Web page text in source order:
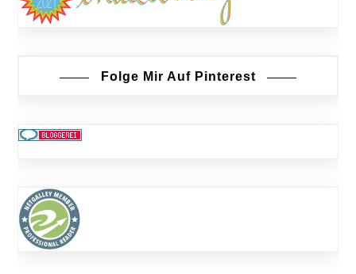
Folge Mir Auf Pinterest